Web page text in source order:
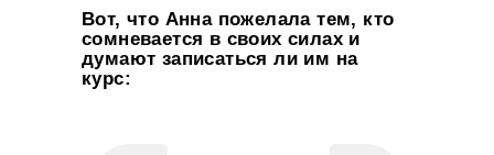
Вот, что Анна пожелала тем, кто
сомневается в своих силах и
думают записаться ли им на
курс: